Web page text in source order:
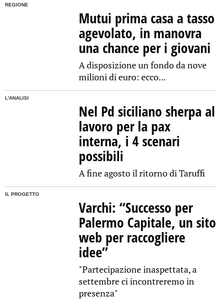
REGIONE
Mutui prima casa a tasso
agevolato, in manovra
una chance per i giovani
A disposizione un fondo da nove
milioni di euro: ecco...
L'ANALISI
Nel Pd siciliano sherpa al
lavoro per la pax
interna, i 4 scenari
possibili
A fine agosto il ritorno di Taruffi
IL PROGETTO
Varchi: “Successo per
Palermo Capitale, un sito
web per raccogliere
idee”
"Partecipazione inaspettata, a
settembre ci incontreremo in
presenza"